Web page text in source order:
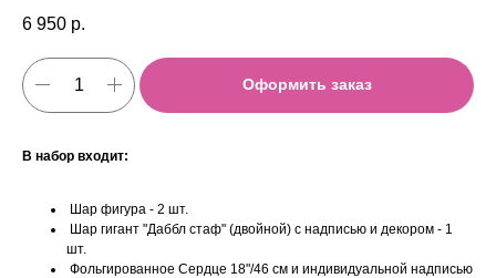
6 950 р.
Оформить заказ
В набор входит:
Шар фигура - 2 шт.
Шар гигант "Даббл стаф" (двойной) с надписью и декором - 1
шт.
Фольгированное Сердце 18"/46 см и индивидуальной надписью